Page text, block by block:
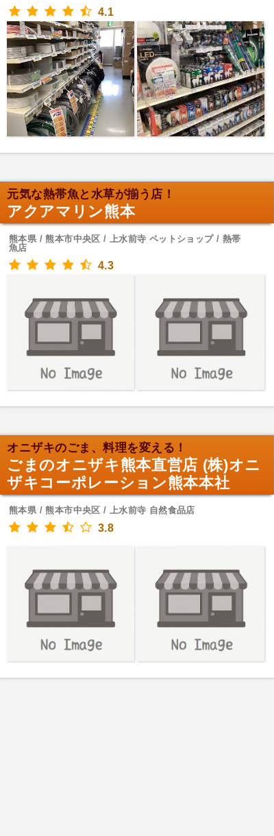
4.1
元気な熱帯魚と水草が揃う店！
アクアマリン熊本
熊本県 / 熊本市中央区 / 上水前寺 ペットショップ / 熱帯
魚店
4.3
オニザキのごま、料理を変える！
ごまのオニザキ熊本直営店 (株)オニ
ザキコーポレーション熊本本社
熊本県 / 熊本市中央区 / 上水前寺 自然食品店
3.8